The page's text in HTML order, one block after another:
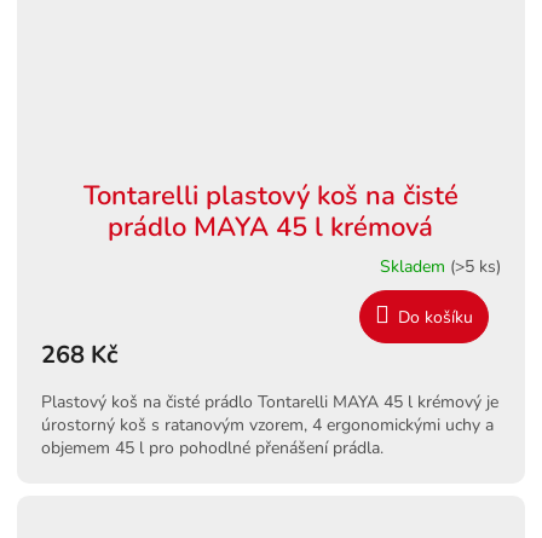
Tontarelli plastový koš na čisté
prádlo MAYA 45 l krémová
Skladem (>5 ks)
268 Kč
Do košíku
Plastový koš na čisté prádlo Tontarelli MAYA 45 l krémový je
úrostorný koš s ratanovým vzorem, 4 ergonomickými uchy a
objemem 45 l pro pohodlné přenášení prádla.